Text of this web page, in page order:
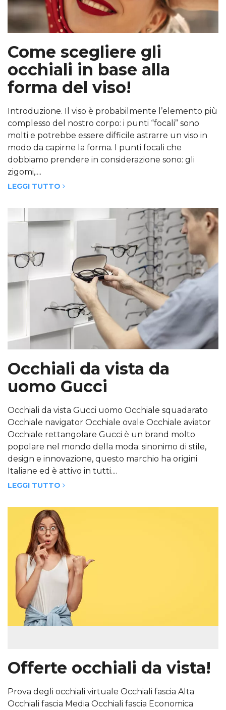
Come scegliere gli
occhiali in base alla
forma del viso!
Introduzione. Il viso è probabilmente l’elemento più
complesso del nostro corpo: i punti “focali” sono
molti e potrebbe essere difficile astrarre un viso in
modo da capirne la forma. I punti focali che
dobbiamo prendere in considerazione sono: gli
zigomi,....
LEGGI TUTTO
Occhiali da vista da
uomo Gucci
Occhiali da vista Gucci uomo Occhiale squadarato
Occhiale navigator Occhiale ovale Occhiale aviator
Occhiale rettangolare Gucci è un brand molto
popolare nel mondo della moda: sinonimo di stile,
design e innovazione, questo marchio ha origini
Italiane ed è attivo in tutti....
LEGGI TUTTO
Offerte occhiali da vista!
Prova degli occhiali virtuale Occhiali fascia Alta
Occhiali fascia Media Occhiali fascia Economica